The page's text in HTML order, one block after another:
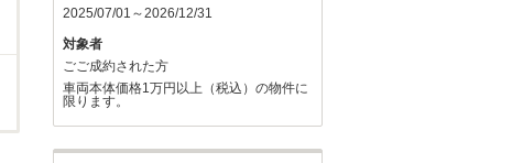
2025/07/01～2026/12/31
対象者
ごご成約された方
車両本体価格1万円以上（税込）の物件に
限ります。